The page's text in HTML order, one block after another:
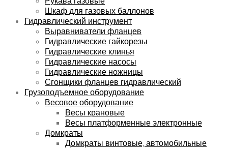
Шкаф для газовых баллонов
Гидравлический инструмент
Выравниватели фланцев
Гидравлические гайкорезы
Гидравлические клинья
Гидравлические насосы
Гидравлические ножницы
Сгонщики фланцев гидравлический
Грузоподъемное оборудование
Весовое оборудование
Весы крановые
Весы платформенные электронные
Домкраты
Домкраты винтовые, автомобильные